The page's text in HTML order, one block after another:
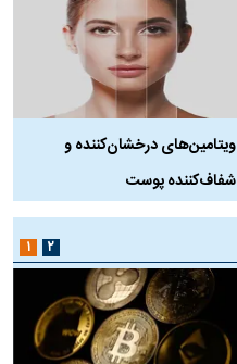
ویتامین‌های درخشان‌کننده و
شفاف‌کننده پوست
۱ ۲